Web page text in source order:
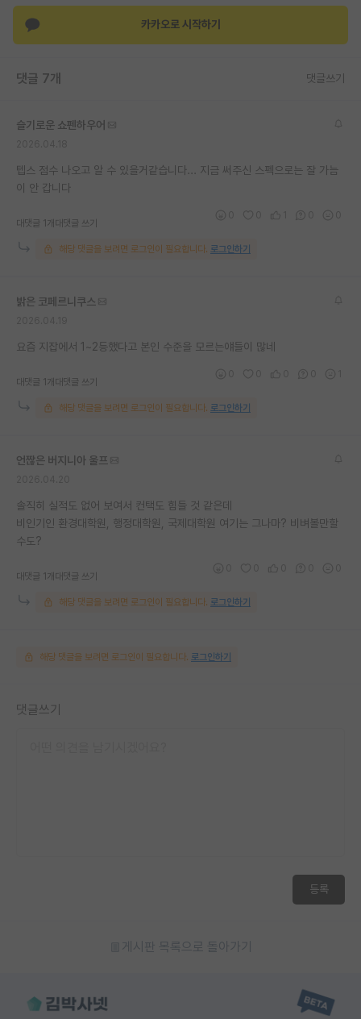
특수/전문대학원 게시판
반도체/AI 게시판
장학금/장학생 게시판
커리어
재팬라운지 🌸
카카오로 시작하기
댓글 7개 댓글쓰기
슬기로운 쇼펜하우어
텝스 점수 나오고 알 수 있을거같습니다... 지금 써주신 스펙으로는 잘 가늠
이 안 갑니다
대댓글 1개 대댓글 쓰기
해당 댓글을 보려면 로그인이 필요합니다. 로그인하기
밝은 코페르니쿠스
요즘 지잡에서 1~2등했다고 본인 수준을 모르는얘들이 많네
대댓글 1개 대댓글 쓰기
해당 댓글을 보려면 로그인이 필요합니다. 로그인하기
언짢은 버지니아 울프
솔직히 실적도 없어 보여서 컨택도 힘들 것 같은데
비인기인 환경대학원, 행정대학원, 국제대학원 여기는 그나마? 비벼볼만할
수도?
대댓글 1개 대댓글 쓰기
해당 댓글을 보려면 로그인이 필요합니다. 로그인하기
해당 댓글을 보려면 로그인이 필요합니다. 로그인하기
댓글쓰기
등록
게시판 목록으로 돌아가기